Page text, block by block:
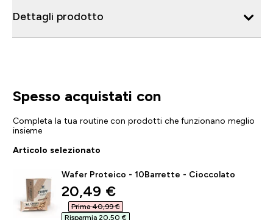
Dettagli prodotto
Spesso acquistati con
Completa la tua routine con prodotti che funzionano meglio
insieme
Articolo selezionato
Wafer Proteico - 10Barrette - Cioccolato
discounted price
20,49 €‎
Prima 40,99 €‎
Risparmia 20,50 €‎